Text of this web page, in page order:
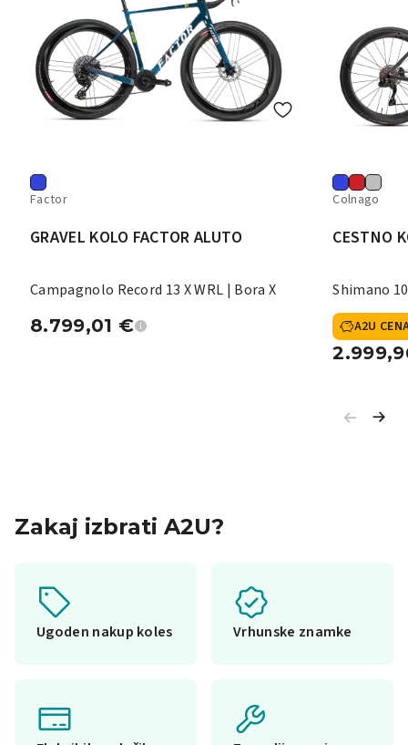
Factor
GRAVEL KOLO FACTOR ALUTO
Campagnolo Record 13 X WRL | Bora X
8.799,01 €
Colnago
CESTNO
Shimano
A2U
Zakaj izbrati A2U?
Ugoden nakup koles Vrhunske znamke